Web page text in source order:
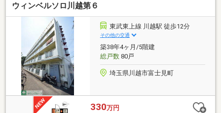
ウィンベルソロ川越第６
東武東上線 川越駅 徒歩12分
その他の交通
築38年4ヶ月/5階建
総戸数80戸
埼玉県川越市富士見町
330万円